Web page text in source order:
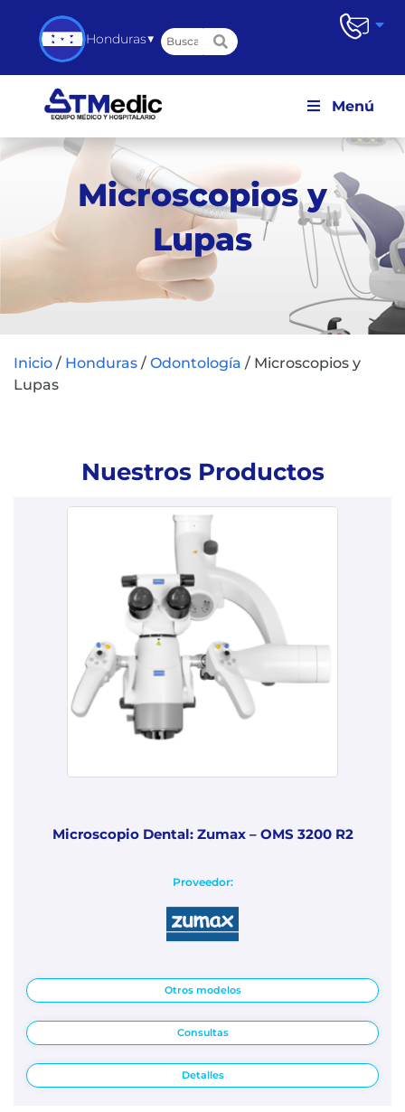
Honduras▼
Menú
Microscopios y
Lupas
Inicio / Honduras / Odontología / Microscopios y
Lupas
Nuestros Productos
Microscopio Dental: Zumax – OMS 3200 R2
Proveedor:
Otros modelos
Consultas
Detalles